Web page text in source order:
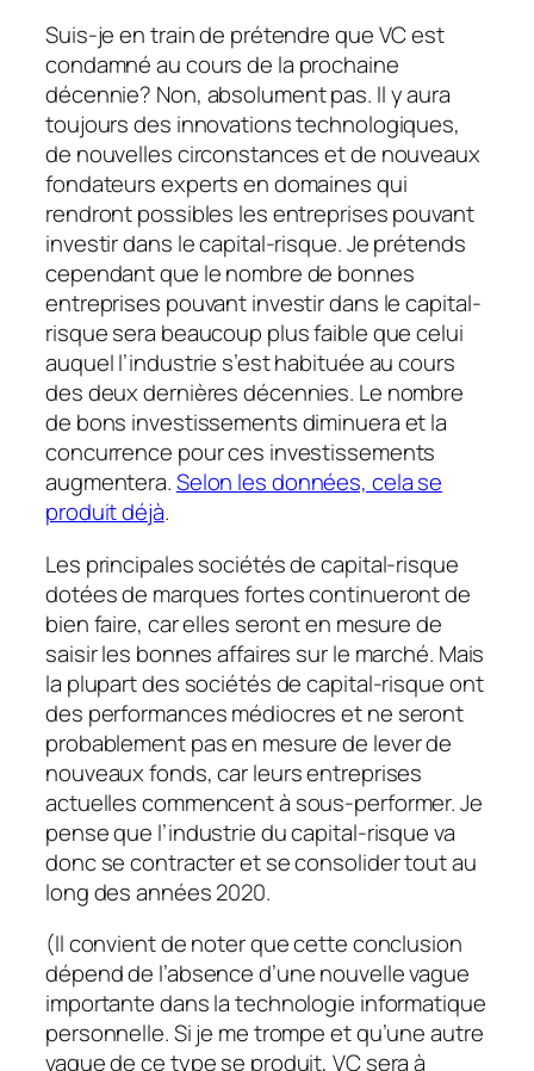
Suis-je en train de prétendre que VC est
condamné au cours de la prochaine
décennie? Non, absolument pas. Il y aura
toujours des innovations technologiques,
de nouvelles circonstances et de nouveaux
fondateurs experts en domaines qui
rendront possibles les entreprises pouvant
investir dans le capital-risque. Je prétends
cependant que le nombre de bonnes
entreprises pouvant investir dans le capital-
risque sera beaucoup plus faible que celui
auquel l’industrie s’est habituée au cours
des deux dernières décennies. Le nombre
de bons investissements diminuera et la
concurrence pour ces investissements
augmentera.Selon les données, cela se
produit déjà.
Les principales sociétés de capital-risque
dotées de marques fortes continueront de
bien faire, car elles seront en mesure de
saisir les bonnes affaires sur le marché. Mais
la plupart des sociétés de capital-risque ont
des performances médiocres et ne seront
probablement pas en mesure de lever de
nouveaux fonds, car leurs entreprises
actuelles commencent à sous-performer. Je
pense que l’industrie du capital-risque va
donc se contracter et se consolider tout au
long des années 2020.
(Il convient de noter que cette conclusion
dépend de l’absence d’une nouvelle vague
importante dans la technologie informatique
personnelle. Si je me trompe et qu’une autre
vague de ce type se produit, VC sera à